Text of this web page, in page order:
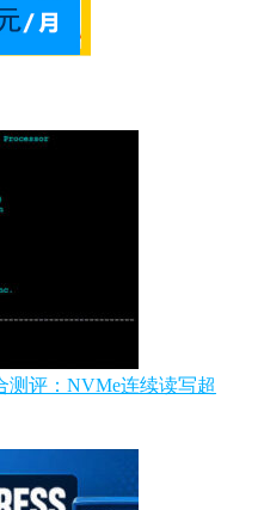
测评：NVMe连续读写超